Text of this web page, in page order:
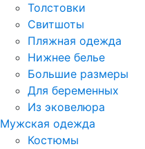
Толстовки
Свитшоты
Пляжная одежда
Нижнее белье
Большие размеры
Для беременных
Из эковелюра
Мужская одежда
Костюмы